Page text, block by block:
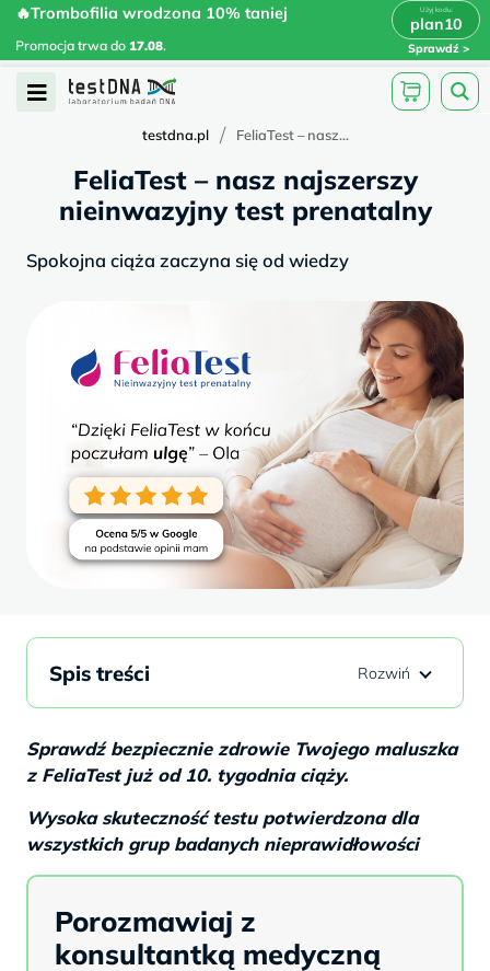
Skip
content
🔥Trombofilia wrodzona 10% taniej
Promocja trwa do 17.08.
plan10
Sprawdź
🔥Trombofilia wrodzona 10% taniej
plan10 x
Open
testdna.pl / FeliaTest – nasz...
FeliaTest – nasz najszerszy
nieinwazyjny test prenatalny
Spokojna ciąża zaczyna się od wiedzy
Sprawdź bezpiecznie zdrowie Twojego maluszka
z FeliaTest już od 10. tygodnia ciąży.
Wysoka skuteczność testu potwierdzona dla
wszystkich grup badanych nieprawidłowości
Porozmawiaj z
konsultantką medyczną
Spis treści